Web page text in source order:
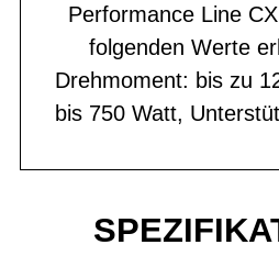
Performance Line
folgenden Werte
Drehmoment: bis zu
bis 750 Watt,